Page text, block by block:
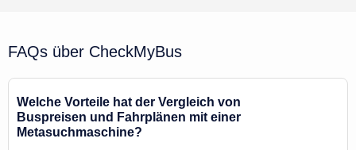
FAQs über CheckMyBus
Welche Vorteile hat der Vergleich von
Buspreisen und Fahrplänen mit einer
Metasuchmaschine?